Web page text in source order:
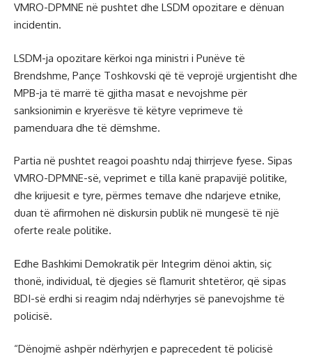
VMRO-DPMNE në pushtet dhe LSDM opozitare e dënuan
incidentin.
LSDM-ja opozitare kërkoi nga ministri i Punëve të
Brendshme, Pançe Toshkovski që të veprojë urgjentisht dhe
MPB-ja të marrë të gjitha masat e nevojshme për
sanksionimin e kryerësve të këtyre veprimeve të
pamenduara dhe të dëmshme.
Partia në pushtet reagoi poashtu ndaj thirrjeve fyese. Sipas
VMRO-DPMNE-së, veprimet e tilla kanë prapavijë politike,
dhe krijuesit e tyre, përmes temave dhe ndarjeve etnike,
duan të afirmohen në diskursin publik në mungesë të një
oferte reale politike.
Еdhe Bashkimi Demokratik për Integrim dënoi aktin, siç
thonë, individual, të djegies së flamurit shtetëror, që sipas
BDI-së erdhi si reagim ndaj ndërhyrjes së panevojshme të
policisë.
“Dënojmë ashpër ndërhyrjen e paprecedent të policisë